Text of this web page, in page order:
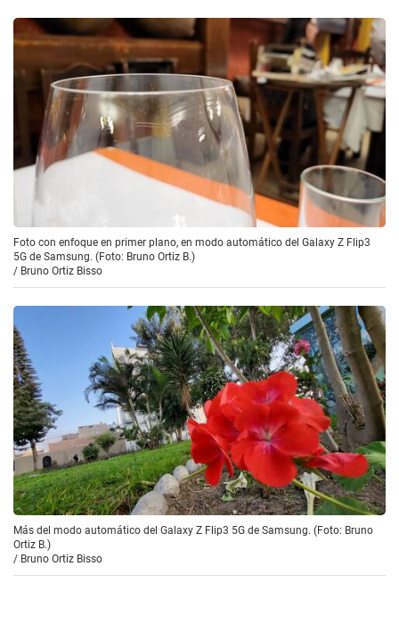
Foto con enfoque en primer plano, en modo automático del Galaxy Z Flip3
5G de Samsung. (Foto: Bruno Ortiz B.)
/ Bruno Ortiz Bisso
Más del modo automático del Galaxy Z Flip3 5G de Samsung. (Foto: Bruno
Ortiz B.)
/ Bruno Ortiz Bisso